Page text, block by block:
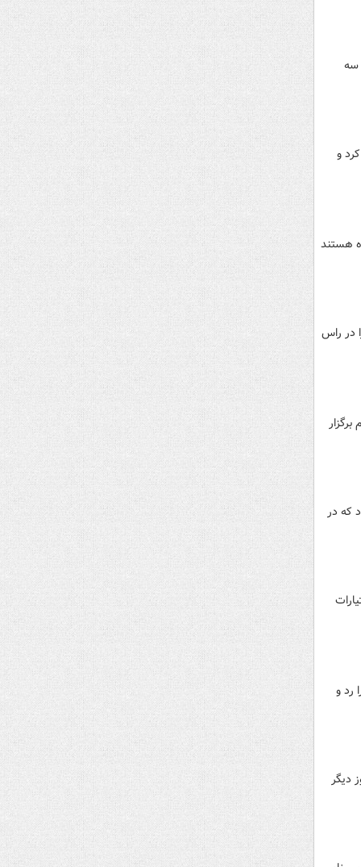
سه
و
هستند
در راس
که در
رد و
دیگر